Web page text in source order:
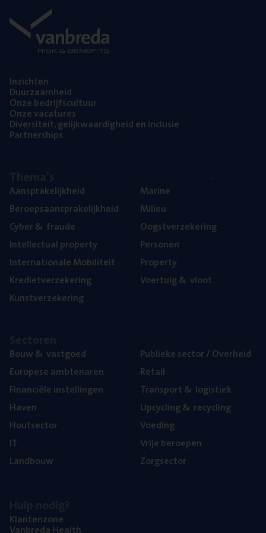
Inzich­ten
Duur­zaam­heid
Onze bedrijfs­cul­tuur
Onze vaca­tu­res
Diver­si­teit, gelijk­waar­dig­heid en inclusie
Part­ner­ships
Aan­spra­ke­lijk­heid
Beroeps­aan­spra­ke­lijk­heid
Cyber& fraude
Intel­lec­tu­al property
Inter­na­ti­o­na­le Mobiliteit
Kre­diet­ver­ze­ke­ring
Kunst­ver­ze­ke­ring
Mari­ne
Mili­eu
Oogst­ver­ze­ke­ring
Per­so­nen
Pro­per­ty
Voer­tuig& vloot
Bouw& vastgoed
Euro­pe­se ambtenaren
Finan­ci­ë­le instellingen
Haven
Hout­sec­tor
IT
Land­bouw
Publie­ke sec­tor / Overheid
Retail
Trans­port& logistiek
Upcy­cling& recycling
Voe­ding
Vrije beroe­pen
Zorg­sec­tor
Klan­ten­zo­ne
Van­b­re­da Health